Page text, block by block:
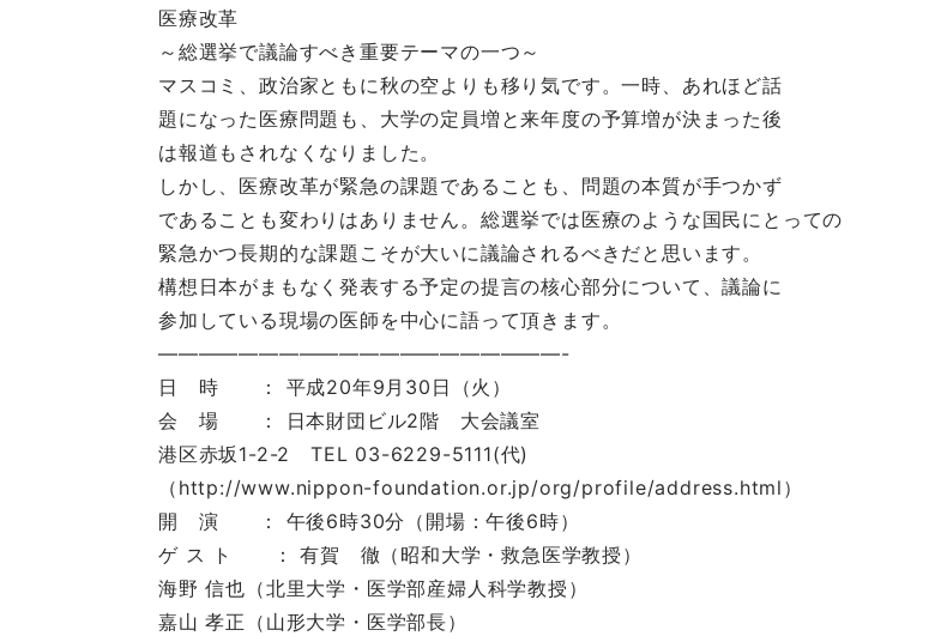
医療改革
～総選挙で議論すべき重要テーマの一つ～
マスコミ、政治家ともに秋の空よりも移り気です。一時、あれほど話
題になった医療問題も、大学の定員増と来年度の予算増が決まった後
は報道もされなくなりました。
しかし、医療改革が緊急の課題であることも、問題の本質が手つかず
であることも変わりはありません。総選挙では医療のような国民にとっての
緊急かつ長期的な課題こそが大いに議論されるべきだと思います。
構想日本がまもなく発表する予定の提言の核心部分について、議論に
参加している現場の医師を中心に語って頂きます。
————————————————————-
日 時 ： 平成20年9月30日（火）
会 場 ： 日本財団ビル2階 大会議室
港区赤坂1-2-2 TEL 03-6229-5111(代)
（http://www.nippon-foundation.or.jp/org/profile/address.html）
開 演 ： 午後6時30分（開場：午後6時）
ゲ ス ト ： 有賀 徹（昭和大学・救急医学教授）
海野 信也（北里大学・医学部産婦人科学教授）
嘉山 孝正（山形大学・医学部長）